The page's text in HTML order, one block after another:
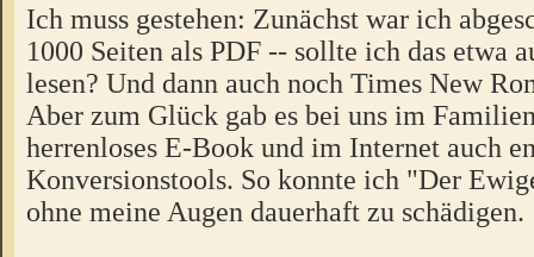
Ich muss gestehen: Zunächst war ich
1000 Seiten als PDF -- sollte ich das etwa
lesen? Und dann auch noch Times New
Aber zum Glück gab es bei uns im
herrenloses E-Book und im Internet auch
Konversionstools. So konnte ich "Der
ohne meine Augen dauerhaft zu schädigen.